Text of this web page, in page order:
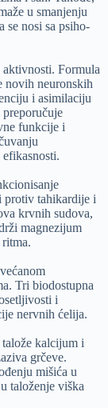
u smanjenju
se nosi sa psiho-
Formula
novih neuronskih
i asimilaciju
funkcije i
protiv tahikardije i
krvnih sudova,
magnezijum
Tri biodostupna
i
nervnih ćelija.
kalcijum i
grčeve.
mišića u
taloženje viška